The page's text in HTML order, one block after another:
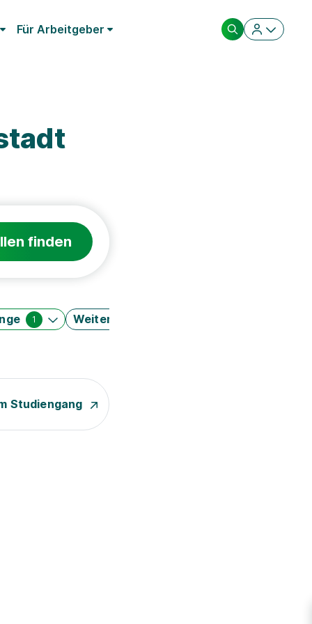
Für Arbeitgeber
finden
1 Weitere Filter
Studiengang